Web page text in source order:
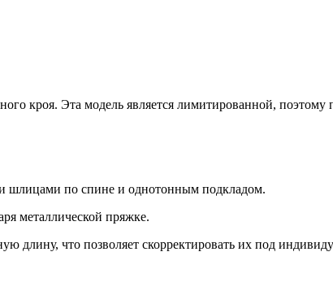
кроя. Эта модель является лимитированной, поэтому
шлицами по спине и однотонным подкладом.
металлической пряжке.
что позволяет скорректировать их под